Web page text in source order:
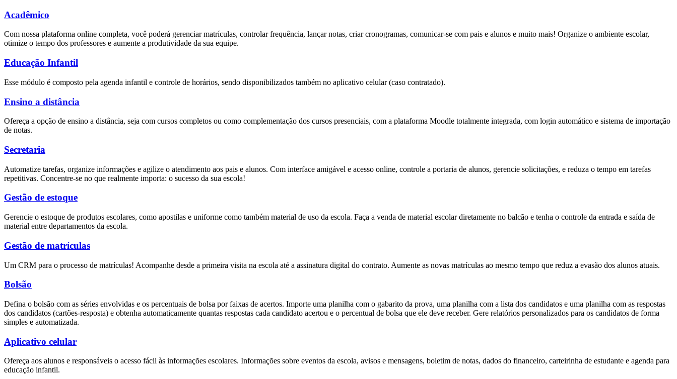
Acadêmico
Com nossa plataforma online completa, você poderá gerenciar matrículas, controlar frequência, lançar notas, criar cronogramas, comunicar-se com pais e alunos e muito mais! Organize o ambiente escolar,
otimize o tempo dos professores e aumente a produtividade da sua equipe.
Educação Infantil
Esse módulo é composto pela agenda infantil e controle de horários, sendo disponibilizados também no aplicativo celular (caso contratado).
Ensino a distância
Ofereça a opção de ensino a distância, seja com cursos completos ou como complementação dos cursos presenciais, com a plataforma Moodle totalmente integrada, com login automático e sistema de importação
de notas.
Secretaria
Automatize tarefas, organize informações e agilize o atendimento aos pais e alunos. Com interface amigável e acesso online, controle a portaria de alunos, gerencie solicitações, e reduza o tempo em tarefas
repetitivas. Concentre-se no que realmente importa: o sucesso da sua escola!
Gestão de estoque
Gerencie o estoque de produtos escolares, como apostilas e uniforme como também material de uso da escola. Faça a venda de material escolar diretamente no balcão e tenha o controle da entrada e saída de
material entre departamentos da escola.
Gestão de matrículas
Um CRM para o processo de matrículas! Acompanhe desde a primeira visita na escola até a assinatura digital do contrato. Aumente as novas matrículas ao mesmo tempo que reduz a evasão dos alunos atuais.
Bolsão
Defina o bolsão com as séries envolvidas e os percentuais de bolsa por faixas de acertos. Importe uma planilha com o gabarito da prova, uma planilha com a lista dos candidatos e uma planilha com as respostas
dos candidatos (cartões-resposta) e obtenha automaticamente quantas respostas cada candidato acertou e o percentual de bolsa que ele deve receber. Gere relatórios personalizados para os candidatos de forma
simples e automatizada.
Aplicativo celular
Ofereça aos alunos e responsáveis o acesso fácil às informações escolares. Informações sobre eventos da escola, avisos e mensagens, boletim de notas, dados do financeiro, carteirinha de estudante e agenda para
educação infantil.